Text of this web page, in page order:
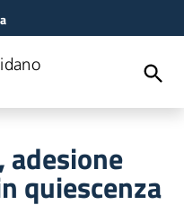
adesione
quiescenza